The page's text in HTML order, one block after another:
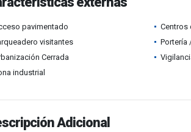
pavimentado Centros
visitantes
Portería
Cerrada
industrial
Adicional